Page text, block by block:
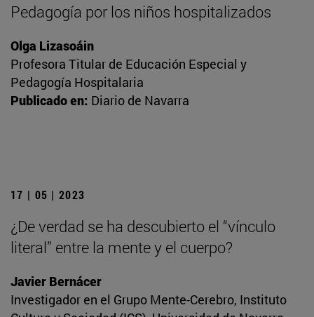
Pedagogía por los niños hospitalizados
Olga Lizasoáin
Profesora Titular de Educación Especial y
Pedagogía Hospitalaria
Publicado en: Diario de Navarra
17 | 05 | 2023
¿De verdad se ha descubierto el “vínculo
literal” entre la mente y el cuerpo?
Javier Bernácer
Investigador en el Grupo Mente-Cerebro, Instituto